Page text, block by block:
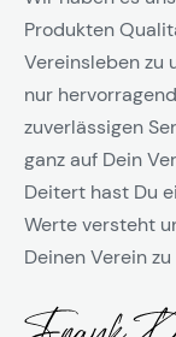
Produkten
Vereinsleben zu
nur
zuverlässigen
ganz auf Dein
Deitert hast Du
Werte versteht
Deinen Verein